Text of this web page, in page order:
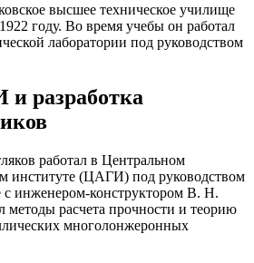
высшее техническое училище
году. Во время учебы он работал
лаборатории под руководством
разработка
работал в Центральном
институте (ЦАГИ) под руководством
инженером-конструктором В. Н.
методы расчета прочности и теорию
многолонжеронных